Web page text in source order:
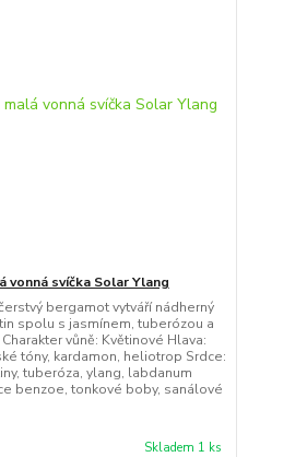
vonná svíčka Solar Ylang
bergamot vytváří nádherný
spolu s jasmínem, tuberózou a
vůně: Květinové Hlava:
tóny, kardamon, heliotrop Srdce:
tuberóza, ylang, labdanum
benzoe, tonkové boby, sanálové
Skladem 1 ks